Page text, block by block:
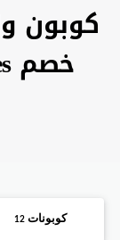
كوبونات 12